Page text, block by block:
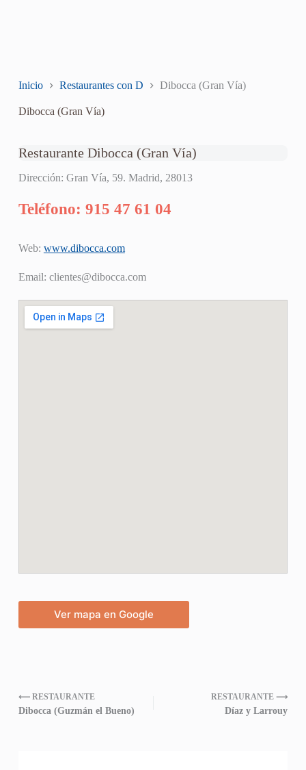
Inicio Restaurantes con D Dibocca (Gran Vía)
Dibocca (Gran Vía)
Restaurante Dibocca (Gran Vía)
Dirección: Gran Vía, 59. Madrid, 28013
Teléfono: 915 47 61 04
Web: www.dibocca.com
Email: clientes@dibocca.com
Ver mapa en Google
⟵ RESTAURANTE
Dibocca (Guzmán el Bueno)
RESTAURANTE ⟶
Díaz y Larrouy